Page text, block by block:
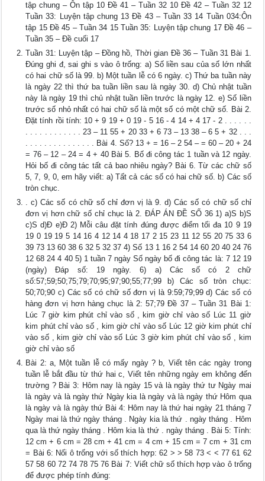
tập chung – Ôn tập 10 Đề 41 – Tuần 32 10 Đề 42 – Tuần 32 12
Tuần 33: Luyện tập chung 13 Đề 43 – Tuần 33 14 Tuần 034:Ôn
tập 15 Đề 45 – Tuần 34 15 Tuần 35: Luyện tập chung 17 Đề 46 –
Tuần 35 – Đề cuối 17
Tuần 31: Luyện tập – Đồng hồ, Thời gian Đề 36 – Tuần 31 Bài 1.
Đúng ghi đ, sai ghi s vào ô trống: a) Số liền sau của số lớn nhất
có hai chữ số là 99. b) Một tuần lễ có 6 ngày. c) Thứ ba tuần này
là ngày 22 thì thứ ba tuần liền sau là ngày 30. d) Chủ nhật tuần
này là ngày 19 thì chủ nhật tuần liền trước là ngày 12. e) Số liền
trước số nhỏ nhất có hai chữ số là một số có một chữ số. Bài 2.
Đặt tính rồi tính: 10 + 9 19 + 0 19 - 5 16 - 4 14 + 4 17 - 2 . . . . . .
. . . . . . . . . . . . 23 – 11 55 + 20 33 + 6 73 – 13 38 – 6 5 + 32 . . .
. . . . . . . . . . . . . . . Bài 4. Số? 13 + = 16 – 2 54 – = 60 – 20 + 24
= 76 – 12 – 24 = 4 + 40 Bài 5. Bố đi công tác 1 tuần và 12 ngày.
Hỏi bố đi công tác tất cả bao nhiêu ngày? Bài 6. Từ các chữ số
5, 7, 9, 0, em hãy viết: a) Tất cả các số có hai chữ số. b) Các số
tròn chục.
. c) Các số có chữ số chỉ đơn vị là 9. d) Các số có chữ số chỉ
đơn vị hơn chữ số chỉ chục là 2. ĐÁP ÁN ĐỀ SỐ 36 1) a)S b)S
c)S d)Đ e)Đ 2) Mỗi câu đặt tính đúng được điểm tối đa 10 9 19
19 0 19 19 5 14 16 4 12 14 4 18 17 2 15 23 11 12 55 20 75 33 6
39 73 13 60 38 6 32 5 32 37 4) Số 13 1 16 2 54 14 60 20 40 24 76
12 68 24 4 40 5) 1 tuần 7 ngày Số ngày bố đi công tác là: 7 12 19
(ngày) Đáp số: 19 ngày. 6) a) Các số có 2 chữ
số:57;59;50;75;79;70;95;97;90;55;77;99 b) Các số tròn chục:
50;70;90 c) Các số có chữ số đơn vị là 9:59;79;99 d) Các số có
hàng đơn vị hơn hàng chục là 2: 57;79 Đề 37 – Tuần 31 Bài 1:
Lúc 7 giờ kim phút chỉ vào số , kim giờ chỉ vào số Lúc 11 giờ
kim phút chỉ vào số , kim giờ chỉ vào số Lúc 12 giờ kim phút chỉ
vào số , kim giờ chỉ vào số Lúc 3 giờ kim phút chỉ vào số , kim
giờ chỉ vào số
Bài 2: a, Một tuần lễ có mấy ngày ? b, Viết tên các ngày trong
tuần lễ bắt đầu từ thứ hai c, Viết tên những ngày em không đến
trường ? Bài 3: Hôm nay là ngày 15 và là ngày thứ tư Ngày mai
là ngày và là ngày thứ Ngày kia là ngày và là ngày thứ Hôm qua
là ngày và là ngày thứ Bài 4: Hôm nay là thứ hai ngày 21 tháng 7
Ngày mai là thứ ngày tháng . Ngày kia là thứ . ngày tháng . Hôm
qua là thứ ngày tháng . Hôm kia là thứ . ngày tháng . Bài 5: Tính:
12 cm + 6 cm = 28 cm + 41 cm = 4 cm + 15 cm = 7 cm + 31 cm
= Bài 6: Nối ô trống với số thích hợp: 62 > > 58 73 < < 77 61 62
57 58 60 72 74 78 75 76 Bài 7: Viết chữ số thích hợp vào ô trống
để được phép tính đúng: